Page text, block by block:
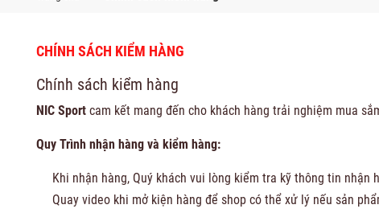
CHÍNH SÁCH KIỂM HÀNG
Chính sách kiểm hàng
NIC Sport cam kết mang đến cho khách hàng trải nghiệm mua
Quy Trình nhận hàng và kiểm hàng:
Khi nhận hàng, Quý khách vui lòng kiểm tra kỹ thông tin nhận
Quay video khi mở kiện hàng để shop có thể xử lý nếu sản